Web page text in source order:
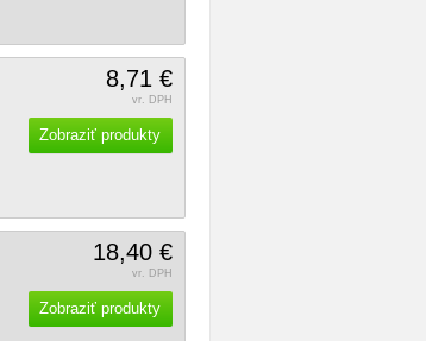
8,71 €
vr. DPH
Zobraziť produkty
18,40 €
vr. DPH
Zobraziť produkty